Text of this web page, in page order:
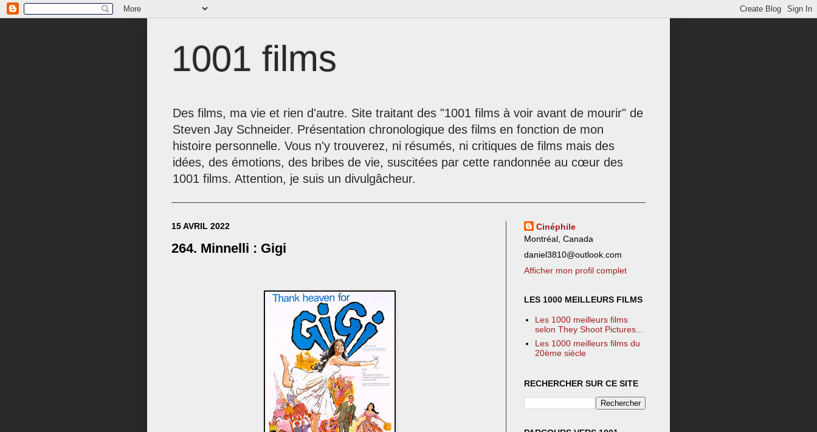
1001 films
Des films, ma vie et rien d'autre. Site traitant des "1001 films à voir avant de mourir" de
Steven Jay Schneider. Présentation chronologique des films en fonction de mon
histoire personnelle. Vous n'y trouverez, ni résumés, ni critiques de films mais des
idées, des émotions, des bribes de vie, suscitées par cette randonnée au cœur des
1001 films. Attention, je suis un divulgâcheur.
15 AVRIL 2022
264. Minnelli : Gigi
Cinéphile
Montréal, Canada
daniel3810@outlook.com
Afficher mon profil complet
LES 1000 MEILLEURS FILMS
Les 1000 meilleurs films
selon They Shoot Pictures...
Les 1000 meilleurs films du
20ème siècle
RECHERCHER SUR CE SITE